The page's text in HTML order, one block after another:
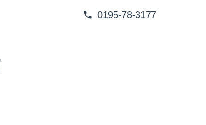
0195-78-3177